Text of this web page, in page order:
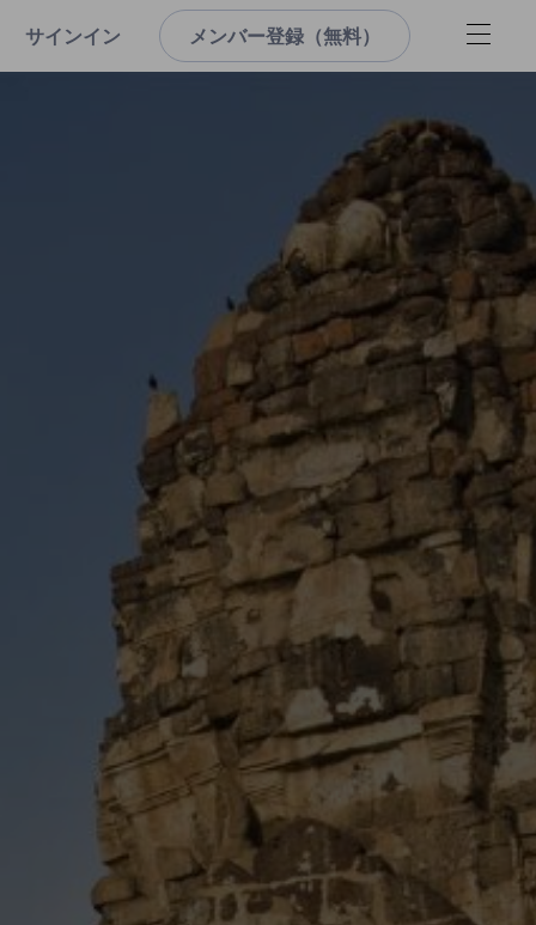
サインイン メンバー登録（無料）